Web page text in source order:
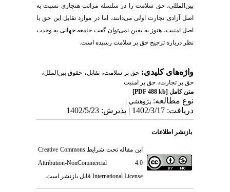
بین‌المللی، حق سلامت را در سلسله مراتب هنجاری نسبت به
اصل آزادی تجارت اولی می‌دانند، اما در موارد تقابل این حق با
اصل امنیت، هنوز به یقین نمی‌توان گفت جامعه جهانی به وحدت
نظر درباره ترجیح حق بر سلامت رسیده است.
واژه‌های کلیدی: حق بر سلامت، تقابل، حقوق بین‌الملل،
حق بر تجارت، حق بر امنیت
متن کامل [PDF 488 kb]
نوع مطالعه: پژوهشي|
دریافت: 1402/3/17 | پذیرش: 1402/5/23
بازنشر اطلاعات
این مقاله تحت شرایطCreative Commons
Attribution-NonCommercial 4.0
International License قابل بازنشر است.